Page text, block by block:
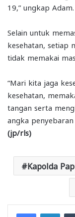
19,” ungkap Adam.
Selain untuk
kesehatan, setiap
tidak memakai
“Mari kita jaga
kesehatan,
tangan serta
angka penyebaran
(jp/rls)
Kapolda
Facebook